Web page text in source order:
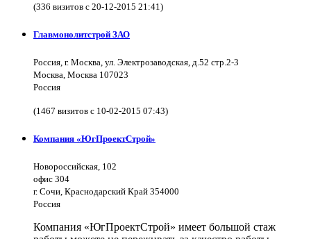
(336 визитов с 20-12-2015 21:41)
Главмонолитстрой ЗАО
Россия, г. Москва, ул. Электрозаводская, д.52 стр.2-3
Москва, Москва 107023
Россия
(1467 визитов с 10-02-2015 07:43)
Компания «ЮгПроектСтрой»
Новороссийская, 102
офис 304
г. Сочи, Краснодарский Край 354000
Россия
Компания «ЮгПроектСтрой» имеет большой стаж